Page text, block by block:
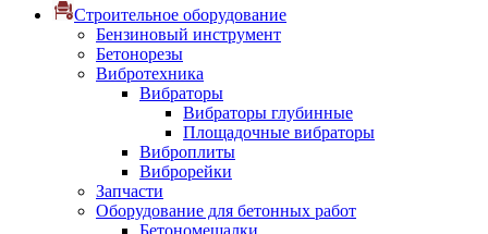
Строительное оборудование
Бензиновый инструмент
Бетонорезы
Вибротехника
Вибраторы
Вибраторы глубинные
Площадочные вибраторы
Виброплиты
Виброрейки
Запчасти
Оборудование для бетонных работ
Бетономешалки